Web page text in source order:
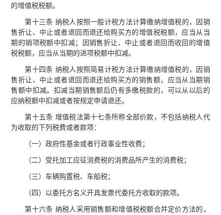
的增值税税额。
第十三条 纳税人按照一般计税方法计算缴纳增值税的，因销
售折让、中止或者退回而退还给购买方的增值税税额，应当从当
期的销项税额中扣减；因销售折让、中止或者退回而收回的增值
税税额，应当从当期的进项税额中扣减。
第十四条 纳税人按照简易计税方法计算缴纳增值税的，因销
售折让、中止或者退回而退还给购买方的销售额，应当从当期销
售额中扣减。扣减当期销售额后仍有多缴税款的，可以从以后的
应纳税额中扣减或者按规定申请退还。
第十五条 增值税法第十七条所称全部价款，不包括纳税人代
为收取的下列税费或者款项：
（一）政府性基金或者行政事业性收费；
（二）受托加工应征消费税的消费品所产生的消费税；
（三）车辆购置税、车船税；
（四）以委托方名义开具发票代委托方收取的款项。
第十六条 纳税人采用销售额和增值税税额合并定价方法的，